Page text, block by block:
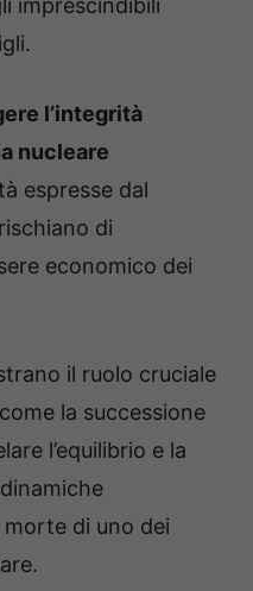
imprescindibili
l’integrità
nucleare
espresse dal
di
economico dei
il ruolo cruciale
la successione
l’equilibrio e la
di uno dei